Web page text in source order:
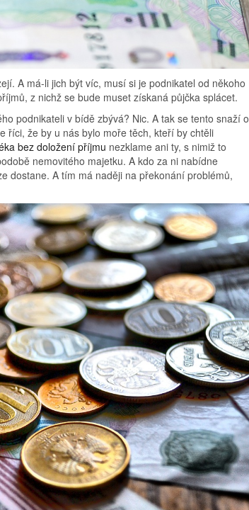
A má-li jich být víc, musí si je podnikatel od někoho
z nichž se bude muset získaná půjčka splácet.
podnikateli v bídě zbývá? Nic. A tak se tento snaží o
říci, že by u nás bylo moře těch, kteří by chtěli
bez doložení příjmu nezklame ani ty, s nimiž to
nemovitého majetku. A kdo za ni nabídne
dostane. A tím má naději na překonání problémů,